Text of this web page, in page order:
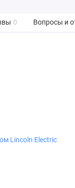
0 Вопросы и